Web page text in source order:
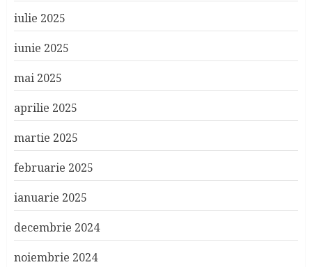
iulie 2025
iunie 2025
mai 2025
aprilie 2025
martie 2025
februarie 2025
ianuarie 2025
decembrie 2024
noiembrie 2024